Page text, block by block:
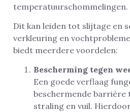
temperatuurschommelingen.
Dit kan leiden tot slijtage en
verkleuring en
biedt meerdere voordelen:
Bescherming tegen
Een goede verflaag
beschermende barrière
straling en vuil.